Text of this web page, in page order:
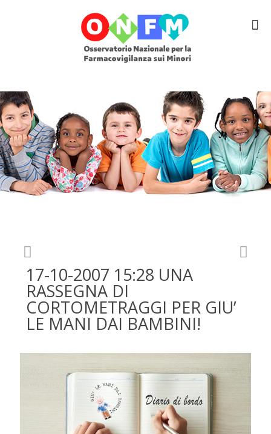
17-10-2007 15:28 UNA
RASSEGNA DI
CORTOMETRAGGI PER GIU’
LE MANI DAI BAMBINI!